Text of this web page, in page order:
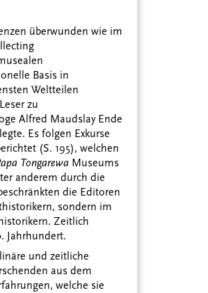
überwunden wie im
Basis in
Weltteilen
zu
Alfred Maudslay Ende
Es folgen Exkurse
(S. 195), welchen
Tongarewa Museums
anderem durch die
die Editoren
sondern im
Zeitlich
Jahrhundert.
und zeitliche
aus dem
welche sie